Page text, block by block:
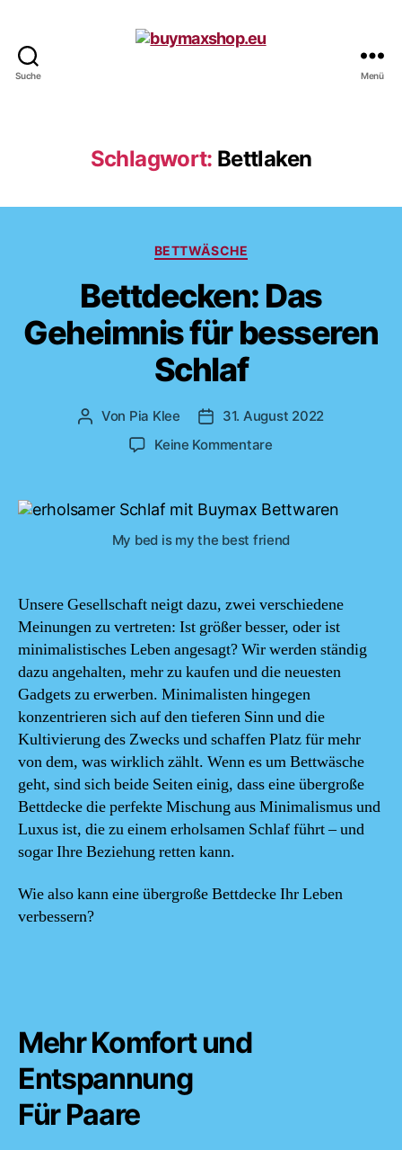
Suche Menü
Schlagwort: Bettlaken
Kategorien
BETTWÄSCHE
Bettdecken: Das
Geheimnis für besseren
Schlaf
Beitragsautor
Von Pia Klee Beitragsdatum
31. August 2022
Keine Kommentarezu
Geheimnis
besseren
My bed is my the best friend
Unsere Gesellschaft neigt dazu, zwei verschiedene
Meinungen zu vertreten: Ist größer besser, oder ist
minimalistisches Leben angesagt? Wir werden ständig
dazu angehalten, mehr zu kaufen und die neuesten
Gadgets zu erwerben. Minimalisten hingegen
konzentrieren sich auf den tieferen Sinn und die
Kultivierung des Zwecks und schaffen Platz für mehr
von dem, was wirklich zählt. Wenn es um Bettwäsche
geht, sind sich beide Seiten einig, dass eine übergroße
Bettdecke die perfekte Mischung aus Minimalismus und
Luxus ist, die zu einem erholsamen Schlaf führt – und
sogar Ihre Beziehung retten kann.
Wie also kann eine übergroße Bettdecke Ihr Leben
verbessern?
Mehr Komfort und
Entspannung
Für Paare